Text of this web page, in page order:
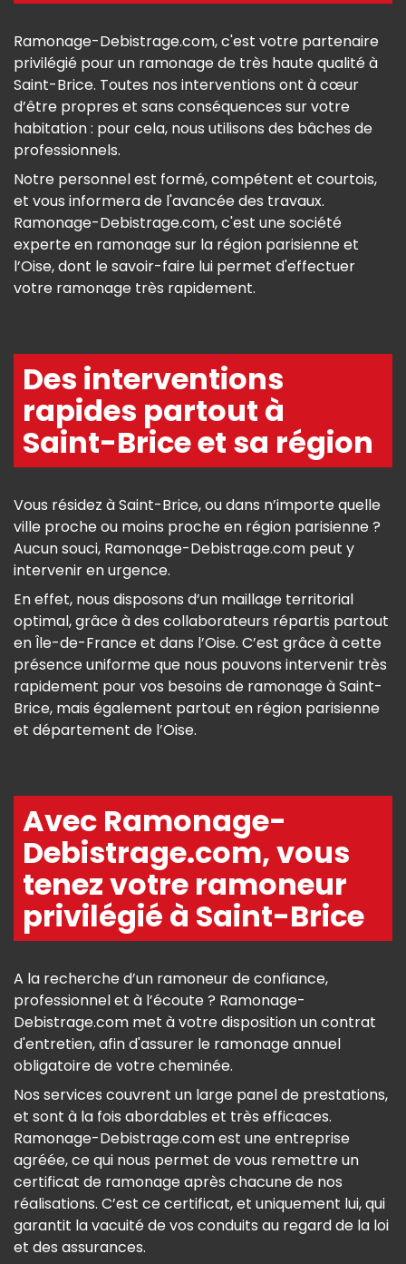
Ramonage-Debistrage.com, c'est votre partenaire
privilégié pour un ramonage de très haute qualité à
Saint-Brice. Toutes nos interventions ont à cœur
d’être propres et sans conséquences sur votre
habitation : pour cela, nous utilisons des bâches de
professionnels.
Notre personnel est formé, compétent et courtois,
et vous informera de l'avancée des travaux.
Ramonage-Debistrage.com, c'est une société
experte en ramonage sur la région parisienne et
l’Oise, dont le savoir-faire lui permet d'effectuer
votre ramonage très rapidement.
Des interventions
rapides partout à
Saint-Brice et sa région
Vous résidez à Saint-Brice, ou dans n’importe quelle
ville proche ou moins proche en région parisienne ?
Aucun souci, Ramonage-Debistrage.com peut y
intervenir en urgence.
En effet, nous disposons d’un maillage territorial
optimal, grâce à des collaborateurs répartis partout
en Île-de-France et dans l’Oise. C’est grâce à cette
présence uniforme que nous pouvons intervenir très
rapidement pour vos besoins de ramonage à Saint-
Brice, mais également partout en région parisienne
et département de l’Oise.
Avec Ramonage-
Debistrage.com, vous
tenez votre ramoneur
privilégié à Saint-Brice
A la recherche d’un ramoneur de confiance,
professionnel et à l’écoute ? Ramonage-
Debistrage.com met à votre disposition un contrat
d'entretien, afin d'assurer le ramonage annuel
obligatoire de votre cheminée.
Nos services couvrent un large panel de prestations,
et sont à la fois abordables et très efficaces.
Ramonage-Debistrage.com est une entreprise
agréée, ce qui nous permet de vous remettre un
certificat de ramonage après chacune de nos
réalisations. C’est ce certificat, et uniquement lui, qui
garantit la vacuité de vos conduits au regard de la loi
et des assurances.